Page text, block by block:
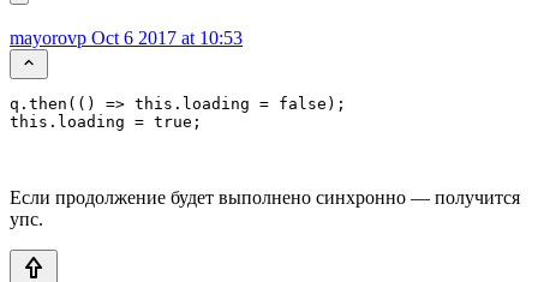
mayorovp Oct 6 2017 at 10:53
q.then(() => this.loading = false);
this.loading = true;
Если продолжение будет выполнено синхронно — получится
упс.